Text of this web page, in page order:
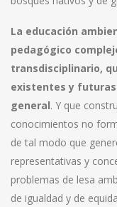
La educación
pedagógico
transdisciplinario,
existentes y
general. Y que
conocimientos no
de tal modo que
representativas y
problemas de lesa
de igualdad y de